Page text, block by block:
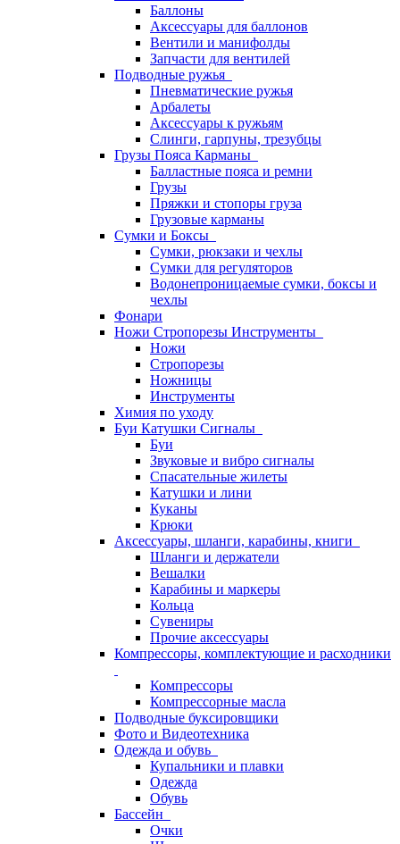
Баллоны
Аксессуары для баллонов
Вентили и манифолды
Запчасти для вентилей
Подводные ружья
Пневматические ружья
Арбалеты
Аксессуары к ружьям
Слинги, гарпуны, трезубцы
Грузы Пояса Карманы
Балластные пояса и ремни
Грузы
Пряжки и стопоры груза
Грузовые карманы
Сумки и Боксы
Сумки, рюкзаки и чехлы
Сумки для регуляторов
Водонепроницаемые сумки, боксы и
чехлы
Фонари
Ножи Стропорезы Инструменты
Ножи
Стропорезы
Ножницы
Инструменты
Химия по уходу
Буи Катушки Сигналы
Буи
Звуковые и вибро сигналы
Спасательные жилеты
Катушки и лини
Куканы
Крюки
Аксессуары, шланги, карабины, книги
Шланги и держатели
Вешалки
Карабины и маркеры
Кольца
Сувениры
Прочие аксессуары
Компрессоры, комплектующие и расходники
Компрессоры
Компрессорные масла
Подводные буксировщики
Фото и Видеотехника
Одежда и обувь
Купальники и плавки
Одежда
Обувь
Бассейн
Очки